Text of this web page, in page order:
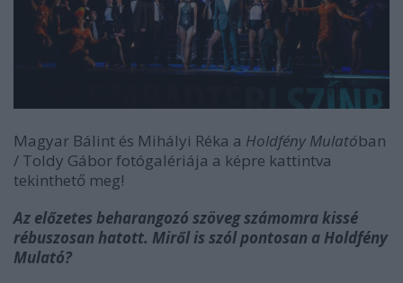
Magyar Bálint és Mihályi Réka a Holdfény Mulatóban
/ Toldy Gábor fotógalériája a képre kattintva
tekinthető meg!
Az előzetes beharangozó szöveg számomra kissé
rébuszosan hatott. Miről is szól pontosan a Holdfény
Mulató?